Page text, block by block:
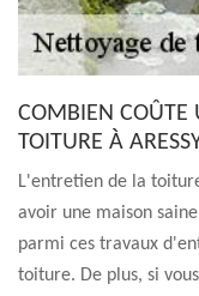
COMBIEN COÛTE
TOITURE À
L'entretien de la
avoir une maison
parmi ces travaux
toiture. De plus, si